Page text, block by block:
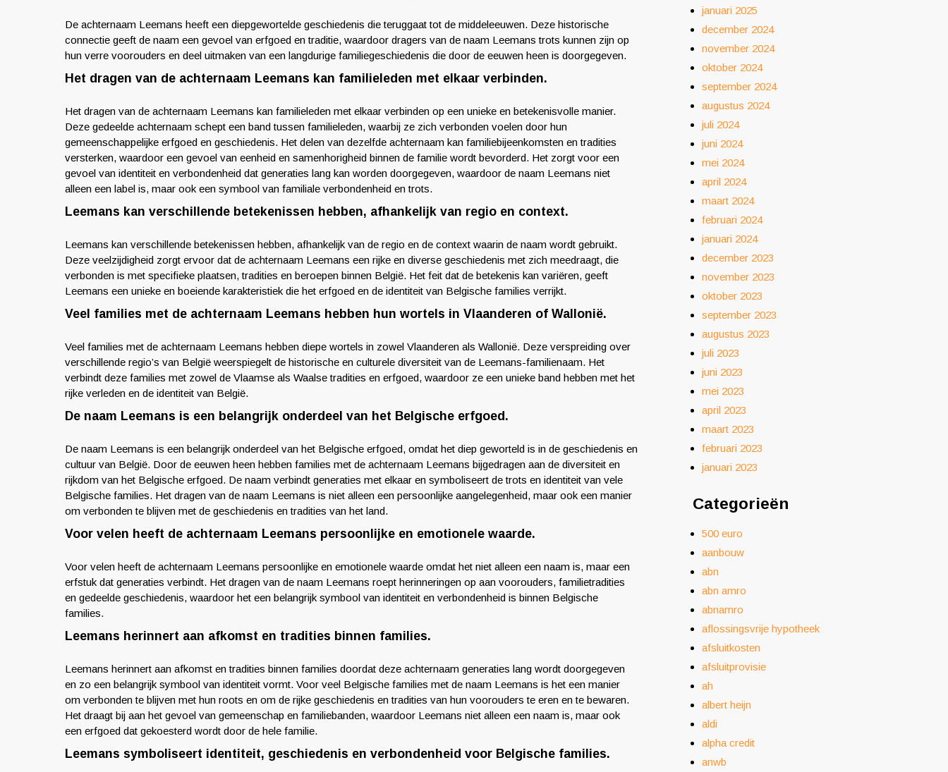
De achternaam Leemans heeft een diepgewortelde geschiedenis die teruggaat tot de middeleeuwen. Deze historische
connectie geeft de naam een gevoel van erfgoed en traditie, waardoor dragers van de naam Leemans trots kunnen zijn op
hun verre voorouders en deel uitmaken van een langdurige familiegeschiedenis die door de eeuwen heen is doorgegeven.
Het dragen van de achternaam Leemans kan familieleden met elkaar verbinden.
Het dragen van de achternaam Leemans kan familieleden met elkaar verbinden op een unieke en betekenisvolle manier.
Deze gedeelde achternaam schept een band tussen familieleden, waarbij ze zich verbonden voelen door hun
gemeenschappelijke erfgoed en geschiedenis. Het delen van dezelfde achternaam kan familiebijeenkomsten en tradities
versterken, waardoor een gevoel van eenheid en samenhorigheid binnen de familie wordt bevorderd. Het zorgt voor een
gevoel van identiteit en verbondenheid dat generaties lang kan worden doorgegeven, waardoor de naam Leemans niet
alleen een label is, maar ook een symbool van familiale verbondenheid en trots.
Leemans kan verschillende betekenissen hebben, afhankelijk van regio en context.
Leemans kan verschillende betekenissen hebben, afhankelijk van de regio en de context waarin de naam wordt gebruikt.
Deze veelzijdigheid zorgt ervoor dat de achternaam Leemans een rijke en diverse geschiedenis met zich meedraagt, die
verbonden is met specifieke plaatsen, tradities en beroepen binnen België. Het feit dat de betekenis kan variëren, geeft
Leemans een unieke en boeiende karakteristiek die het erfgoed en de identiteit van Belgische families verrijkt.
Veel families met de achternaam Leemans hebben hun wortels in Vlaanderen of Wallonië.
Veel families met de achternaam Leemans hebben diepe wortels in zowel Vlaanderen als Wallonië. Deze verspreiding over
verschillende regio’s van België weerspiegelt de historische en culturele diversiteit van de Leemans-familienaam. Het
verbindt deze families met zowel de Vlaamse als Waalse tradities en erfgoed, waardoor ze een unieke band hebben met het
rijke verleden en de identiteit van België.
De naam Leemans is een belangrijk onderdeel van het Belgische erfgoed.
De naam Leemans is een belangrijk onderdeel van het Belgische erfgoed, omdat het diep geworteld is in de geschiedenis en
cultuur van België. Door de eeuwen heen hebben families met de achternaam Leemans bijgedragen aan de diversiteit en
rijkdom van het Belgische erfgoed. De naam verbindt generaties met elkaar en symboliseert de trots en identiteit van vele
Belgische families. Het dragen van de naam Leemans is niet alleen een persoonlijke aangelegenheid, maar ook een manier
om verbonden te blijven met de geschiedenis en tradities van het land.
Voor velen heeft de achternaam Leemans persoonlijke en emotionele waarde.
Voor velen heeft de achternaam Leemans persoonlijke en emotionele waarde omdat het niet alleen een naam is, maar een
erfstuk dat generaties verbindt. Het dragen van de naam Leemans roept herinneringen op aan voorouders, familietradities
en gedeelde geschiedenis, waardoor het een belangrijk symbool van identiteit en verbondenheid is binnen Belgische
families.
Leemans herinnert aan afkomst en tradities binnen families.
Leemans herinnert aan afkomst en tradities binnen families doordat deze achternaam generaties lang wordt doorgegeven
en zo een belangrijk symbool van identiteit vormt. Voor veel Belgische families met de naam Leemans is het een manier
om verbonden te blijven met hun roots en om de rijke geschiedenis en tradities van hun voorouders te eren en te bewaren.
Het draagt bij aan het gevoel van gemeenschap en familiebanden, waardoor Leemans niet alleen een naam is, maar ook
een erfgoed dat gekoesterd wordt door de hele familie.
Leemans symboliseert identiteit, geschiedenis en verbondenheid voor Belgische families.
januari 2025
december 2024
november 2024
oktober 2024
september 2024
augustus 2024
juli 2024
juni 2024
mei 2024
april 2024
maart 2024
februari 2024
januari 2024
december 2023
november 2023
oktober 2023
september 2023
augustus 2023
juli 2023
juni 2023
mei 2023
april 2023
maart 2023
februari 2023
januari 2023
Categorieën
500 euro
aanbouw
abn
abn amro
abnamro
aflossingsvrije hypotheek
afsluitkosten
afsluitprovisie
ah
albert heijn
aldi
alpha credit
anwb